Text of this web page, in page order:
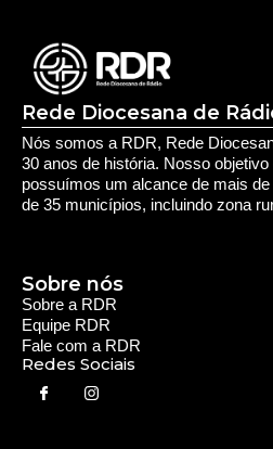
Fale com a RDR
Redes Sociais
Saúde e Espiritualidade
Espiritualidade
Educação e
Serviços e Comunidade
Utilidade Pública
Oportunidade
Segurança
Cultura e Entretenimento